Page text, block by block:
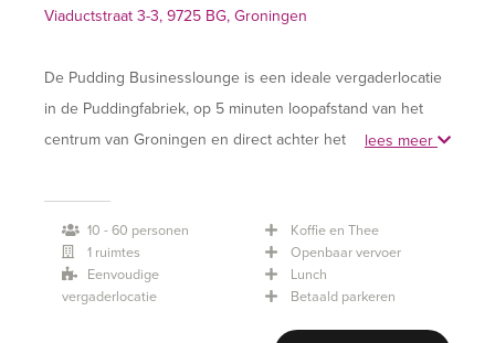
Viaductstraat 3-3, 9725 BG, Groningen
De Pudding Businesslounge is een ideale vergaderlocatie
in de Puddingfabriek, op 5 minuten loopafstand van het
centrum van Groningen en direct achter het centraal
Deze vergaderlocatie is van alle gemakken voorzien. De
ruimte is uitgerust met een grote vergadertafel en
comfortabele congresstoelen, evenals de nodige
lees meer
10 - 60 personen
1 ruimtes
Eenvoudige
vergaderlocatie
Koffie en Thee
Openbaar vervoer
Lunch
Betaald parkeren